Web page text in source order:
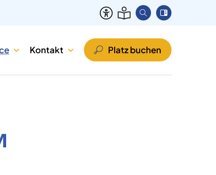
Kontakt Platz buchen